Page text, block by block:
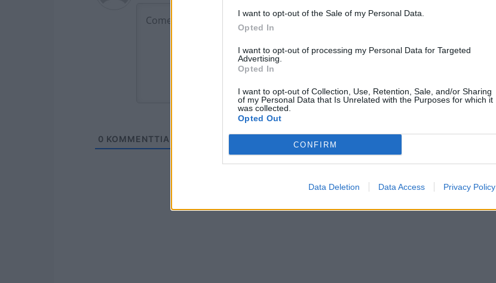
I want to opt-out of the Sale of my Personal Data.
Opted In
I want to opt-out of processing my Personal Data for Targeted
Advertising.
Opted In
I want to opt-out of Collection, Use, Retention, Sale, and/or Sharing
of my Personal Data that Is Unrelated with the Purposes for which it
was collected.
Opted Out
CONFIRM
Data Deletion Data Access Privacy Policy
0 KOMMENTTIA